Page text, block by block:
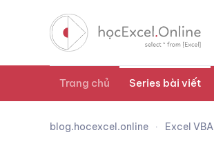
Trang chủ Series bài viết
blog.hocexcel.online Excel VBA